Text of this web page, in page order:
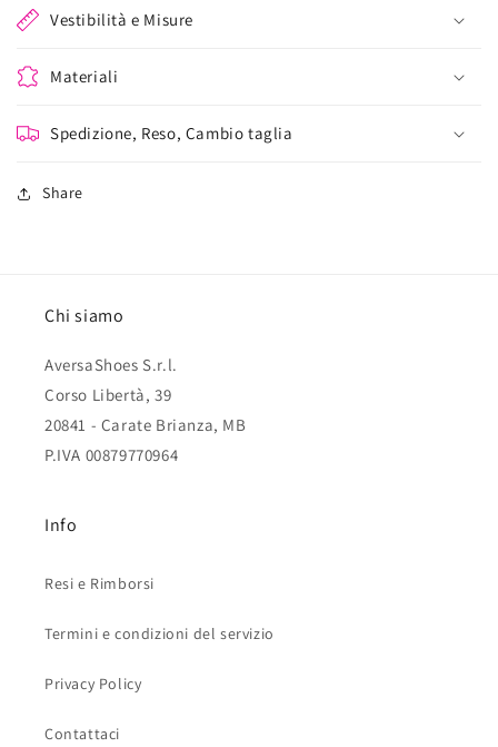
Vestibilità e Misure
Materiali
Spedizione, Reso, Cambio taglia
Share
Chi siamo
AversaShoes S.r.l.
Corso Libertà, 39
20841 - Carate Brianza, MB
P.IVA 00879770964
Info
Resi e Rimborsi
Termini e condizioni del servizio
Privacy Policy
Contattaci